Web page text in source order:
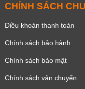
CHÍNH SÁCH
Điều khoản thanh toán
Chính sách bảo hành
Chính sách bảo mật
Chính sách vận chuyển